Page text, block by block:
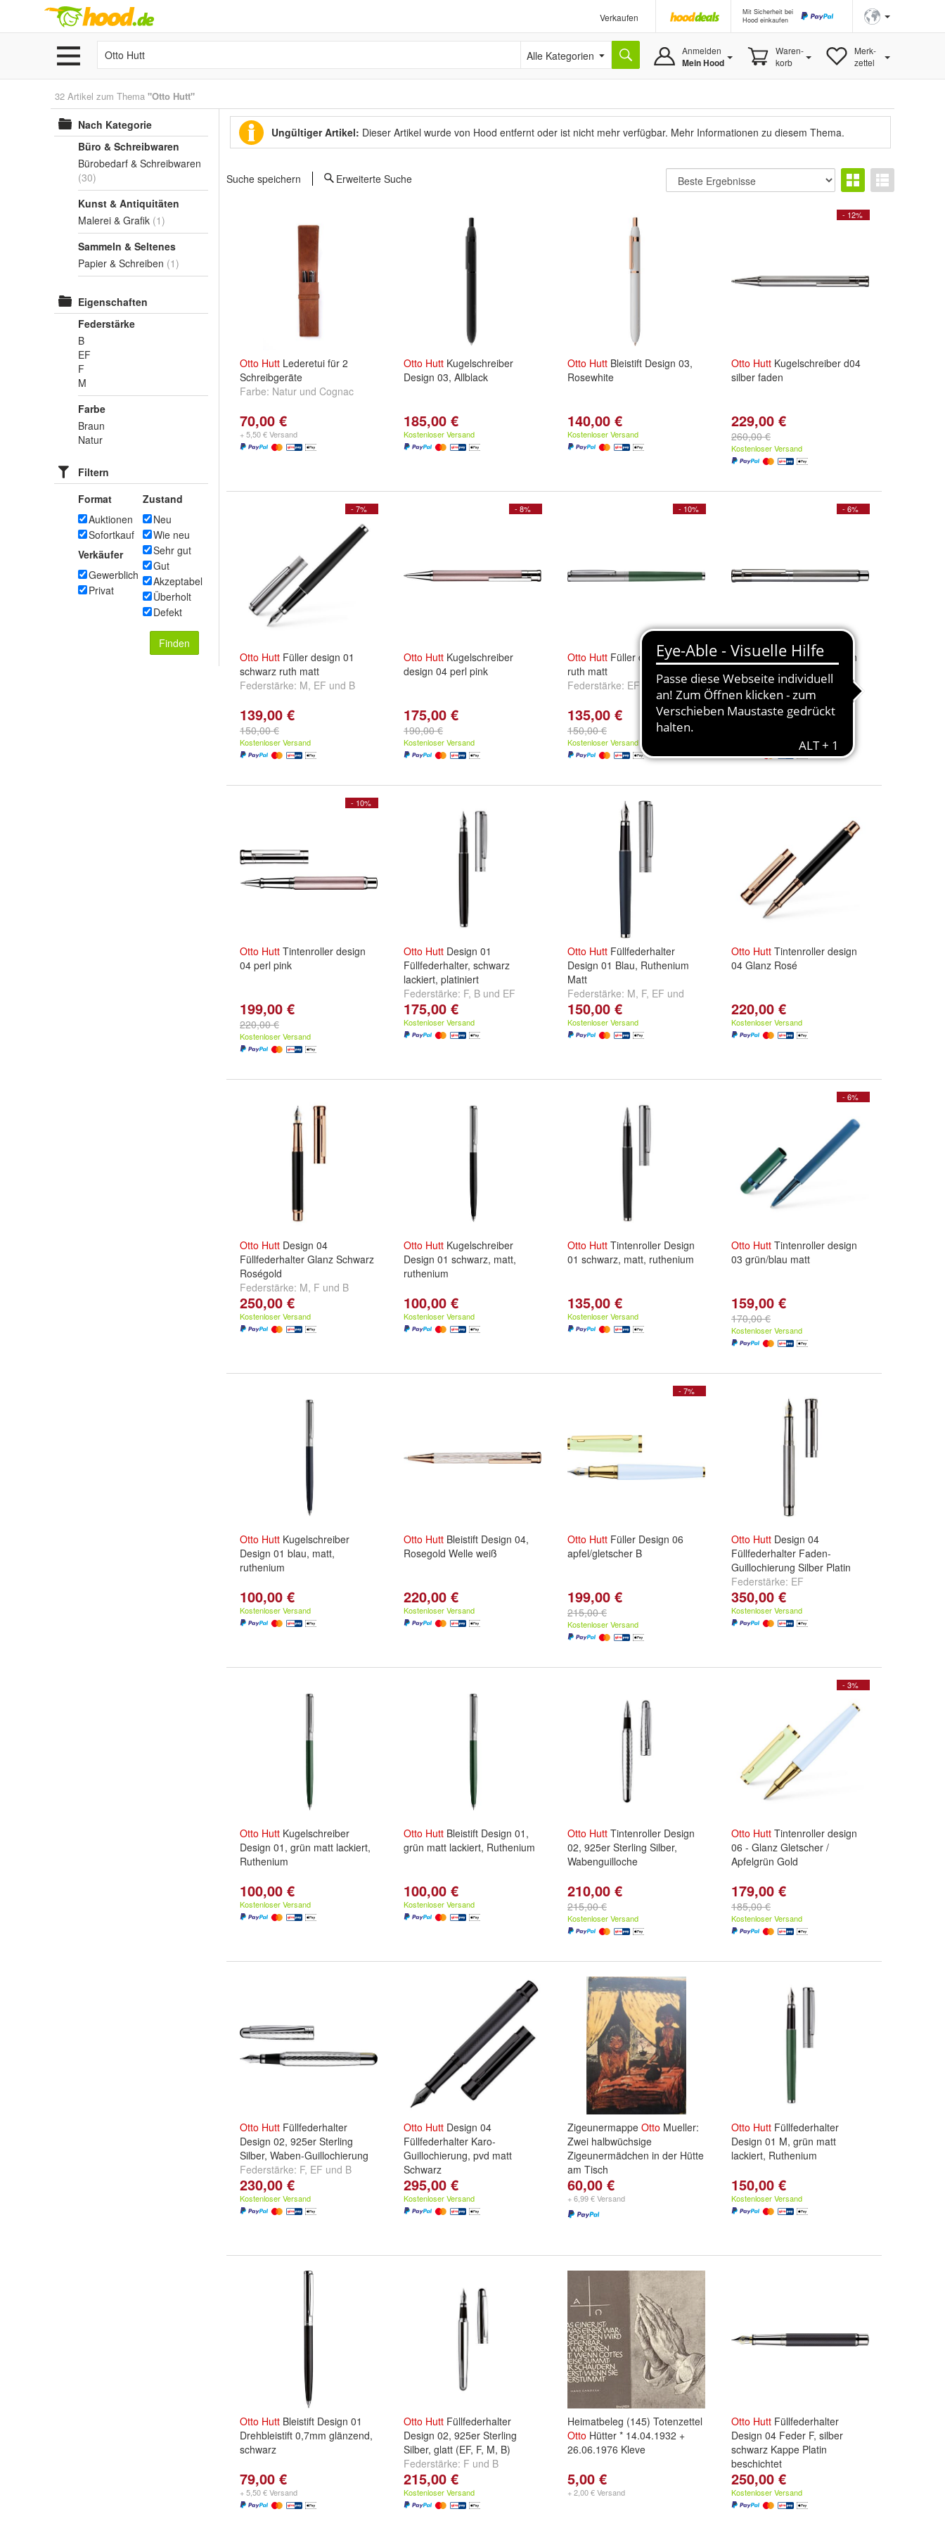
Verkaufen
Mit Sicherheit bei
Hood einkaufen
Alle Kategorien Anmelden
Mein Hood
Waren-
korb
Merk-
zettel
32 Artikel zum Thema "Otto Hutt"
Nach Kategorie
Büro & Schreibwaren
Bürobedarf & Schreibwaren
(30)
Kunst & Antiquitäten
Malerei & Grafik (1)
Sammeln & Seltenes
Papier & Schreiben (1)
Eigenschaften
Federstärke
B
EF
F
M
Farbe
Braun
Natur
Filtern
Format
Auktionen
Sofortkauf
Verkäufer
Gewerblich
Privat
Zustand
Neu
Wie neu
Sehr gut
Gut
Akzeptabel
Überholt
Defekt
Finden
Ungültiger Artikel: Dieser Artikel wurde von Hood entfernt oder ist nicht mehr verfügbar. Mehr Informationen zu diesem Thema.
Suche speichern Erweiterte Suche
Otto Hutt Lederetui für 2
Schreibgeräte
Farbe: Natur und Cognac
70,00 €
+ 5,50 € Versand
Otto Hutt Kugelschreiber
Design 03, Allblack
185,00 €
Kostenloser Versand
Otto Hutt Bleistift Design 03,
Rosewhite
140,00 €
Kostenloser Versand
- 12%
Otto Hutt Kugelschreiber d04
silber faden
229,00 €
260,00 €
Kostenloser Versand
- 7%
Otto Hutt Füller design 01
schwarz ruth matt
Federstärke: M, EF und B
139,00 €
150,00 €
Kostenloser Versand
- 8%
Otto Hutt Kugelschreiber
design 04 perl pink
175,00 €
190,00 €
Kostenloser Versand
- 10%
Otto Hutt Füller design 01 grün
ruth matt
Federstärke: EF und B
135,00 €
150,00 €
Kostenloser Versand
- 6%
Otto HuttTintenroller design
04 silber faden
295,00 €
Kostenloser Versand
- 10%
Otto Hutt Tintenroller design
04 perl pink
199,00 €
220,00 €
Kostenloser Versand
Otto Hutt Design 01
Füllfederhalter, schwarz
lackiert, platiniert
Federstärke: F, B und EF
175,00 €
Kostenloser Versand
Otto Hutt Füllfederhalter
Design 01 Blau, Ruthenium
Matt
Federstärke: M, F, EF und
weitere ...
150,00 €
Kostenloser Versand
Otto Hutt Tintenroller design
04 Glanz Rosé
220,00 €
Kostenloser Versand
Otto Hutt Design 04
Füllfederhalter Glanz Schwarz
Roségold
Federstärke: M, F und B
250,00 €
Kostenloser Versand
Otto Hutt Kugelschreiber
Design 01 schwarz, matt,
ruthenium
100,00 €
Kostenloser Versand
Otto Hutt Tintenroller Design
01 schwarz, matt, ruthenium
135,00 €
Kostenloser Versand
- 6%
Otto Hutt Tintenroller design
03 grün/blau matt
159,00 €
170,00 €
Kostenloser Versand
Otto Hutt Kugelschreiber
Design 01 blau, matt,
ruthenium
100,00 €
Kostenloser Versand
Otto Hutt Bleistift Design 04,
Rosegold Welle weiß
220,00 €
Kostenloser Versand
- 7%
Otto Hutt Füller Design 06
apfel/gletscher B
199,00 €
215,00 €
Kostenloser Versand
Otto Hutt Design 04
Füllfederhalter Faden-
Guillochierung Silber Platin
Federstärke: EF
350,00 €
Kostenloser Versand
Otto Hutt Kugelschreiber
Design 01, grün matt lackiert,
Ruthenium
100,00 €
Kostenloser Versand
Otto Hutt Bleistift Design 01,
grün matt lackiert, Ruthenium
100,00 €
Kostenloser Versand
Otto Hutt Tintenroller Design
02, 925er Sterling Silber,
Wabenguilloche
210,00 €
215,00 €
Kostenloser Versand
- 3%
Otto Hutt Tintenroller design
06 - Glanz Gletscher /
Apfelgrün Gold
179,00 €
185,00 €
Kostenloser Versand
Otto Hutt Füllfederhalter
Design 02, 925er Sterling
Silber, Waben-Guillochierung
Federstärke: F, EF und B
230,00 €
Kostenloser Versand
Otto Hutt Design 04
Füllfederhalter Karo-
Guillochierung, pvd matt
Schwarz
Federstärke:
295,00 €
Kostenloser Versand
Zigeunermappe Otto Mueller:
Zwei halbwüchsige
Zigeunermädchen in der Hütte
am Tisch
60,00 €
+ 6,99 € Versand
Otto Hutt Füllfederhalter
Design 01 M, grün matt
lackiert, Ruthenium
150,00 €
Kostenloser Versand
Otto Hutt Bleistift Design 01
Drehbleistift 0,7mm glänzend,
schwarz
79,00 €
+ 5,50 € Versand
Otto Hutt Füllfederhalter
Design 02, 925er Sterling
Silber, glatt (EF, F, M, B)
Federstärke: F und B
215,00 €
Kostenloser Versand
Heimatbeleg (145) Totenzettel
Otto Hütter * 14.04.1932 +
26.06.1976 Kleve
5,00 €
+ 2,00 € Versand
Otto Hutt Füllfederhalter
Design 04 Feder F, silber
schwarz Kappe Platin
beschichtet
250,00 €
Kostenloser Versand